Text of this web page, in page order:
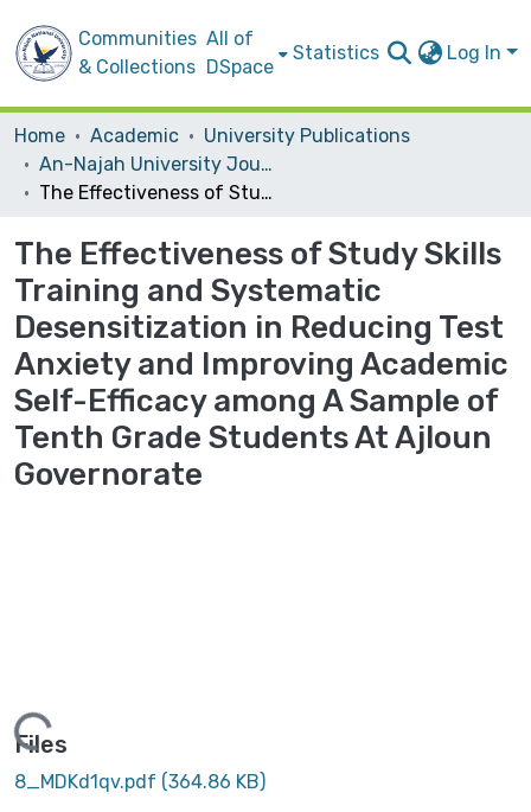
Communities
& Collections
All of
DSpace
Statistics Log In
Home Academic
University Publications
An-Najah University Journal for Research - B (Humanities)
The Effectiveness of Study Skills Training and Systematic Desensitization in Reducing Test Anxiety and Improving Academic Self-Efficacy among A Sample of Tenth Grade Students At Ajloun Governorate
The Effectiveness of Study Skills
Training and Systematic
Desensitization in Reducing Test
Anxiety and Improving Academic
Self-Efficacy among A Sample of
Tenth Grade Students At Ajloun
Governorate
Files
8_MDKd1qv.pdf (364.86 KB)